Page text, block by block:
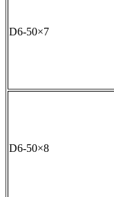
D6-50×7
D6-50×8